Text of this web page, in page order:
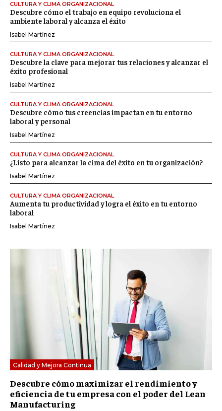
CULTURA Y CLIMA ORGANIZACIONAL
Descubre cómo el trabajo en equipo revoluciona el
ambiente laboral y alcanza el éxito
Isabel Martínez
CULTURA Y CLIMA ORGANIZACIONAL
Descubre la clave para mejorar tus relaciones y alcanzar el
éxito profesional
Isabel Martínez
CULTURA Y CLIMA ORGANIZACIONAL
Descubre cómo tus creencias impactan en tu entorno
laboral y personal
Isabel Martínez
CULTURA Y CLIMA ORGANIZACIONAL
¿Listo para alcanzar la cima del éxito en tu organización?
Isabel Martínez
CULTURA Y CLIMA ORGANIZACIONAL
Aumenta tu productividad y logra el éxito en tu entorno
laboral
Isabel Martínez
Calidad y Mejora Continua
Descubre cómo maximizar el rendimiento y
eficiencia de tu empresa con el poder del Lean
Manufacturing